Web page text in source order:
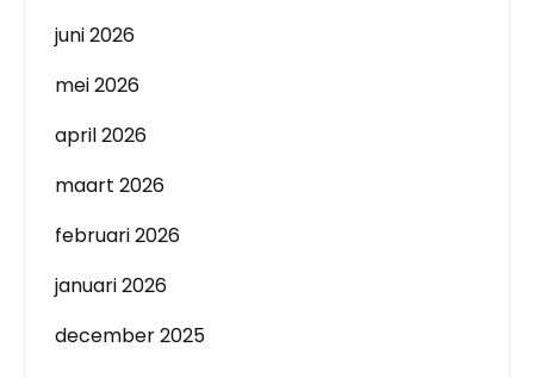
juni 2026
mei 2026
april 2026
maart 2026
februari 2026
januari 2026
december 2025